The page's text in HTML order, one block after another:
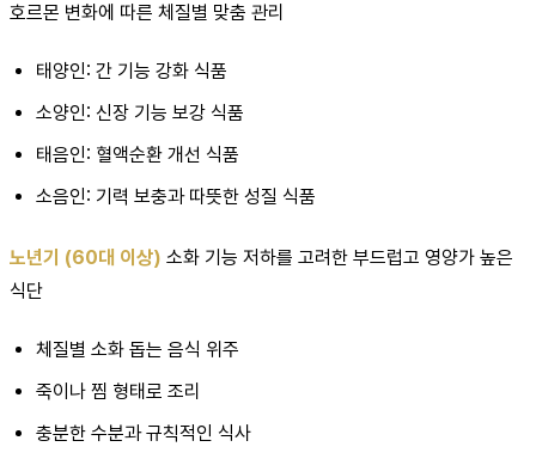
호르몬 변화에 따른 체질별 맞춤 관리
태양인: 간 기능 강화 식품
소양인: 신장 기능 보강 식품
태음인: 혈액순환 개선 식품
소음인: 기력 보충과 따뜻한 성질 식품
노년기 (60대 이상) 소화 기능 저하를 고려한 부드럽고 영양가 높은
식단
체질별 소화 돕는 음식 위주
죽이나 찜 형태로 조리
충분한 수분과 규칙적인 식사